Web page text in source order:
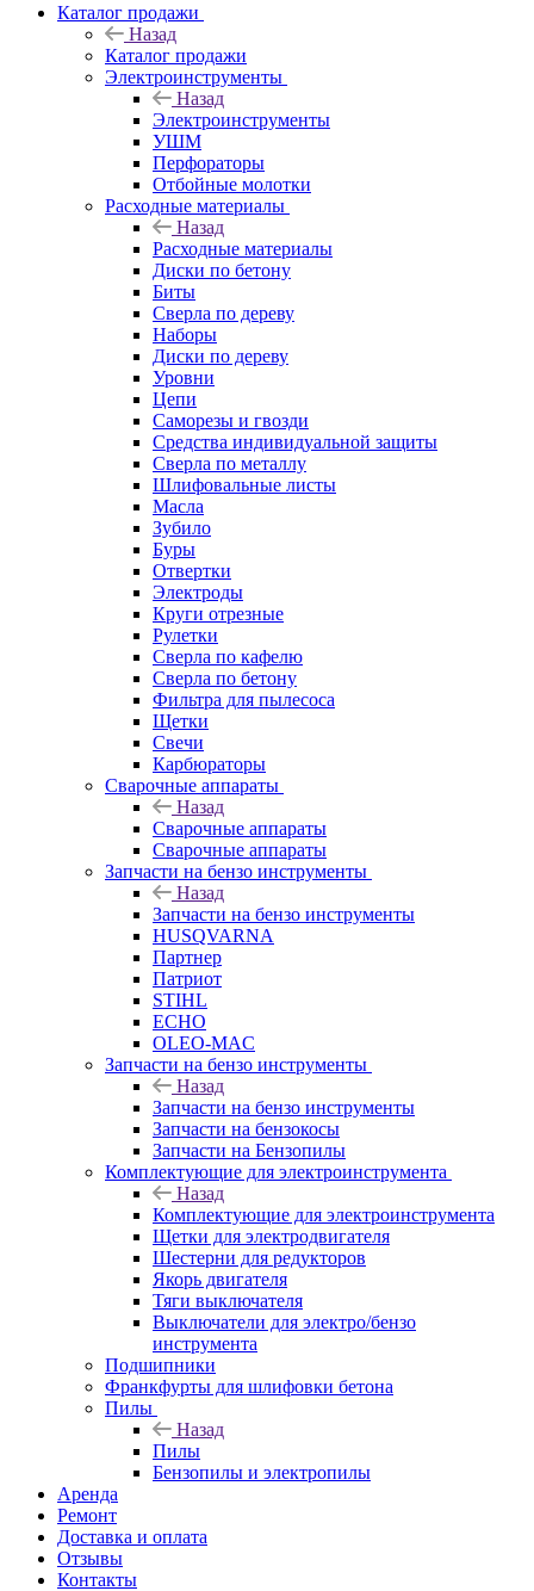
Каталог продажи
Назад
Каталог продажи
Электроинструменты
Назад
Электроинструменты
УШМ
Перфораторы
Отбойные молотки
Расходные материалы
Назад
Расходные материалы
Диски по бетону
Биты
Сверла по дереву
Наборы
Диски по дереву
Уровни
Цепи
Саморезы и гвозди
Средства индивидуальной защиты
Сверла по металлу
Шлифовальные листы
Масла
Зубило
Буры
Отвертки
Электроды
Круги отрезные
Рулетки
Сверла по кафелю
Сверла по бетону
Фильтра для пылесоса
Щетки
Свечи
Карбюраторы
Сварочные аппараты
Назад
Сварочные аппараты
Сварочные аппараты
Запчасти на бензо инструменты
Назад
Запчасти на бензо инструменты
HUSQVARNA
Партнер
Патриот
STIHL
ECHO
OLEO-MAC
Запчасти на бензо инструменты
Назад
Запчасти на бензо инструменты
Запчасти на бензокосы
Запчасти на Бензопилы
Комплектующие для электроинструмента
Назад
Комплектующие для электроинструмента
Щетки для электродвигателя
Шестерни для редукторов
Якорь двигателя
Тяги выключателя
Выключатели для электро/бензо
инструмента
Подшипники
Франкфурты для шлифовки бетона
Пилы
Назад
Пилы
Бензопилы и электропилы
Аренда
Ремонт
Доставка и оплата
Отзывы
Контакты